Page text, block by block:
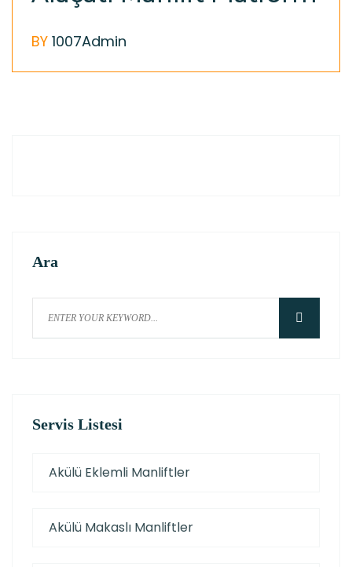
BY 1007Admin
Ara
Servis Listesi
Akülü Eklemli Manliftler
Akülü Makaslı Manliftler